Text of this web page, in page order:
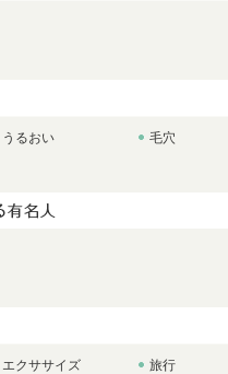
うるおい 毛穴
エクササイズ 旅行